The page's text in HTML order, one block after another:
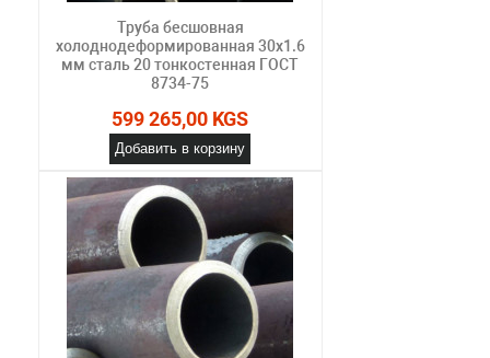
Труба бесшовная
холоднодеформированная 30х1.6
мм сталь 20 тонкостенная ГОСТ
8734-75
599 265,00 KGS
Добавить в корзину